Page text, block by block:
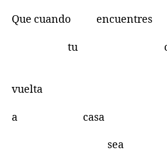
Que cuando encuentres
tu
vuelta
a casa
sea